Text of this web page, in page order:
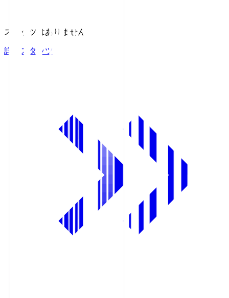
スタッツはありません。
詳細スタッツ